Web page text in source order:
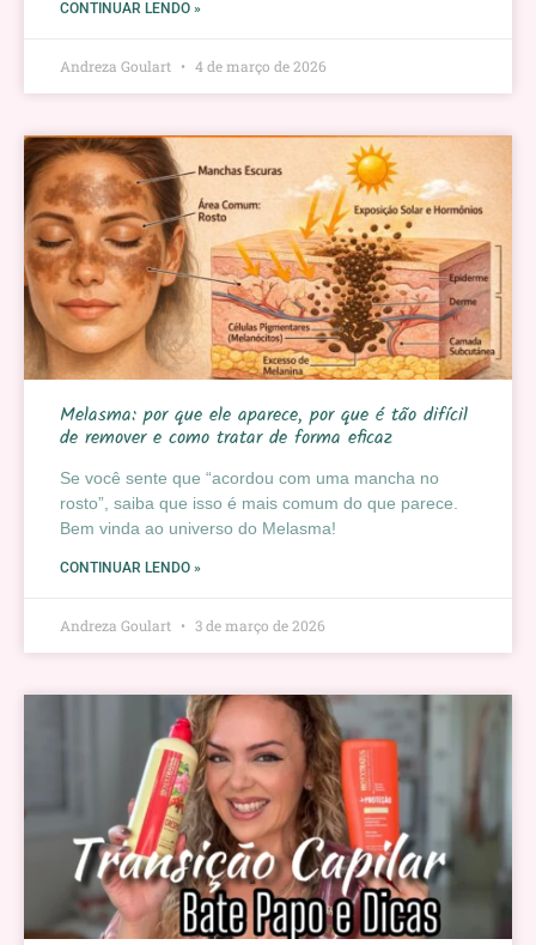
CONTINUAR LENDO »
Andreza Goulart 4 de março de 2026
Melasma: por que ele aparece, por que é tão difícil
de remover e como tratar de forma eficaz
Se você sente que “acordou com uma mancha no
rosto”, saiba que isso é mais comum do que parece.
Bem vinda ao universo do Melasma!
CONTINUAR LENDO »
Andreza Goulart 3 de março de 2026